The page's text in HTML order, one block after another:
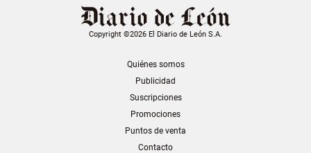
Copyright ©2026 El Diario de León S.A.
Quiénes somos
Publicidad
Suscripciones
Promociones
Puntos de venta
Contacto